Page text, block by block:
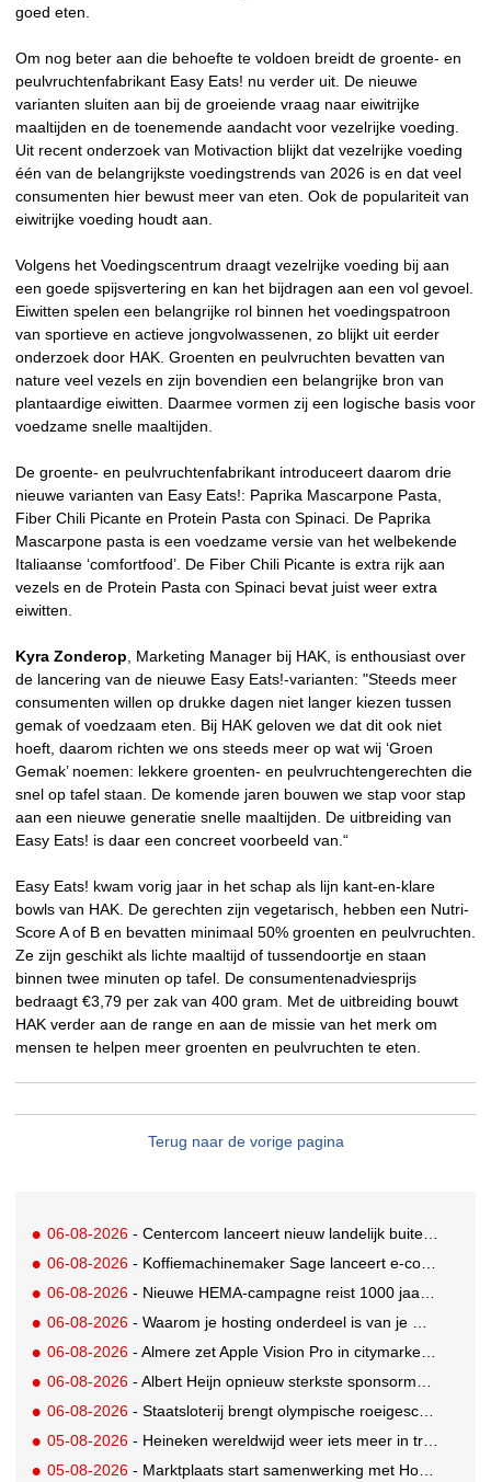
goed eten.
Om nog beter aan die behoefte te voldoen breidt de groente- en
peulvruchtenfabrikant Easy Eats! nu verder uit. De nieuwe
varianten sluiten aan bij de groeiende vraag naar eiwitrijke
maaltijden en de toenemende aandacht voor vezelrijke voeding.
Uit recent onderzoek van Motivaction blijkt dat vezelrijke voeding
één van de belangrijkste voedingstrends van 2026 is en dat veel
consumenten hier bewust meer van eten. Ook de populariteit van
eiwitrijke voeding houdt aan.
Volgens het Voedingscentrum draagt vezelrijke voeding bij aan
een goede spijsvertering en kan het bijdragen aan een vol gevoel.
Eiwitten spelen een belangrijke rol binnen het voedingspatroon
van sportieve en actieve jongvolwassenen, zo blijkt uit eerder
onderzoek door HAK. Groenten en peulvruchten bevatten van
nature veel vezels en zijn bovendien een belangrijke bron van
plantaardige eiwitten. Daarmee vormen zij een logische basis voor
voedzame snelle maaltijden.
De groente- en peulvruchtenfabrikant introduceert daarom drie
nieuwe varianten van Easy Eats!: Paprika Mascarpone Pasta,
Fiber Chili Picante en Protein Pasta con Spinaci. De Paprika
Mascarpone pasta is een voedzame versie van het welbekende
Italiaanse ‘comfortfood’. De Fiber Chili Picante is extra rijk aan
vezels en de Protein Pasta con Spinaci bevat juist weer extra
eiwitten.
Kyra Zonderop, Marketing Manager bij HAK, is enthousiast over
de lancering van de nieuwe Easy Eats!-varianten: "Steeds meer
consumenten willen op drukke dagen niet langer kiezen tussen
gemak of voedzaam eten. Bij HAK geloven we dat dit ook niet
hoeft, daarom richten we ons steeds meer op wat wij ‘Groen
Gemak’ noemen: lekkere groenten- en peulvruchtengerechten die
snel op tafel staan. De komende jaren bouwen we stap voor stap
aan een nieuwe generatie snelle maaltijden. De uitbreiding van
Easy Eats! is daar een concreet voorbeeld van.“
Easy Eats! kwam vorig jaar in het schap als lijn kant-en-klare
bowls van HAK. De gerechten zijn vegetarisch, hebben een Nutri-
Score A of B en bevatten minimaal 50% groenten en peulvruchten.
Ze zijn geschikt als lichte maaltijd of tussendoortje en staan
binnen twee minuten op tafel. De consumentenadviesprijs
bedraagt €3,79 per zak van 400 gram. Met de uitbreiding bouwt
HAK verder aan de range en aan de missie van het merk om
mensen te helpen meer groenten en peulvruchten te eten.
Terug naar de vorige pagina
06-08-2026 - Centercom lanceert nieuw landelijk buitereclamenetwerk: City Cubes
06-08-2026 - Koffiemachinemaker Sage lanceert e-commerceplatform voor koffieliefhebbers
06-08-2026 - Nieuwe HEMA-campagne reist 1000 jaar terug in de tijd naar 'Hemastein'
06-08-2026 - Waarom je hosting onderdeel is van je merkstrategie
06-08-2026 - Almere zet Apple Vision Pro in citymarketing
06-08-2026 - Albert Heijn opnieuw sterkste sponsormerk, PostNL daalt
06-08-2026 - Staatsloterij brengt olympische roeigeschiedenis tot leven voor WK Roeien
05-08-2026 - Heineken wereldwijd weer iets meer in trek
05-08-2026 - Marktplaats start samenwerking met House of Cars